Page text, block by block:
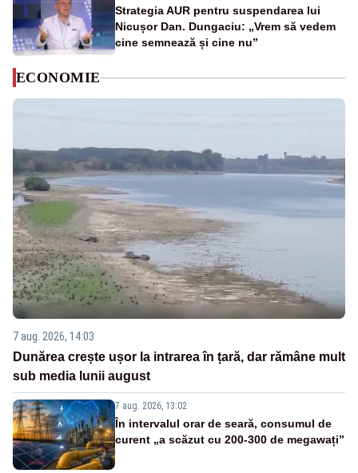
Strategia AUR pentru suspendarea lui
Nicușor Dan. Dungaciu: „Vrem să vedem
cine semnează și cine nu”
ECONOMIE
7 aug. 2026, 14:03
Dunărea crește ușor la intrarea în țară, dar rămâne mult
sub media lunii august
7 aug. 2026, 13:02
În intervalul orar de seară, consumul de
curent „a scăzut cu 200-300 de megawați”